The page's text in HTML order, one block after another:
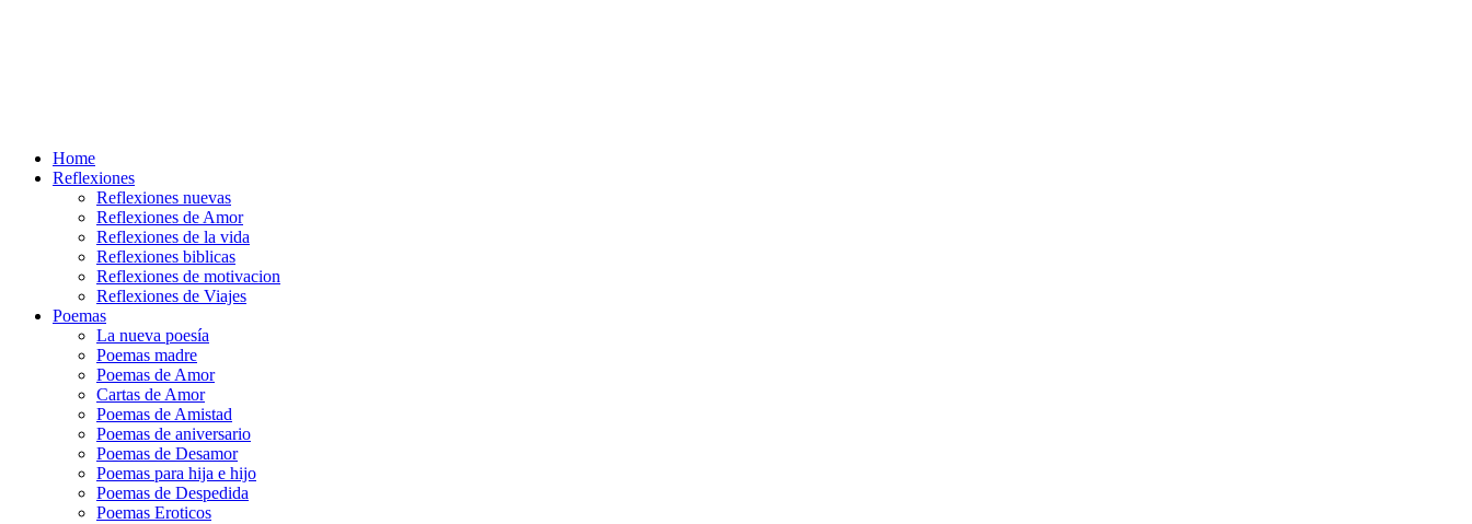
Home
Reflexiones
Reflexiones nuevas
Reflexiones de Amor
Reflexiones de la vida
Reflexiones biblicas
Reflexiones de motivacion
Reflexiones de Viajes
Poemas
La nueva poesía
Poemas madre
Poemas de Amor
Cartas de Amor
Poemas de Amistad
Poemas de aniversario
Poemas de Desamor
Poemas para hija e hijo
Poemas de Despedida
Poemas Eroticos